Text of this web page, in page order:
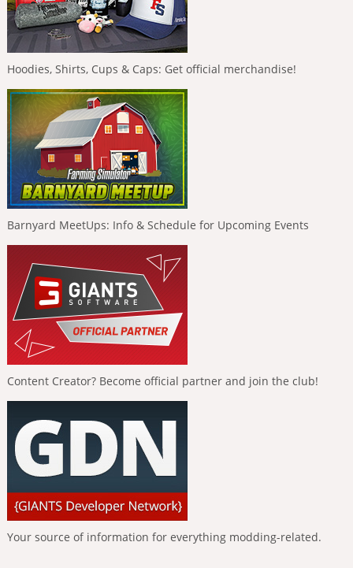
Hoodies, Shirts, Cups & Caps: Get official merchandise!
Barnyard MeetUps: Info & Schedule for Upcoming Events
Content Creator? Become official partner and join the club!
Your source of information for everything modding-related.